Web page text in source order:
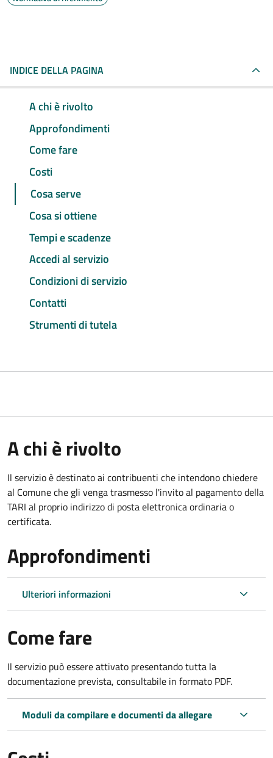
INDICE DELLA PAGINA
A chi è rivolto
Approfondimenti
Come fare
Costi
Cosa serve
Cosa si ottiene
Tempi e scadenze
Accedi al servizio
Condizioni di servizio
Contatti
Strumenti di tutela
A chi è rivolto
Il servizio è destinato ai contribuenti che intendono chiedere
al Comune che gli venga trasmesso l'invito al pagamento della
TARI al proprio indirizzo di posta elettronica ordinaria o
certificata.
Approfondimenti
Ulteriori informazioni
Come fare
Il servizio può essere attivato presentando tutta la
documentazione prevista, consultabile in formato PDF.
Moduli da compilare e documenti da allegare